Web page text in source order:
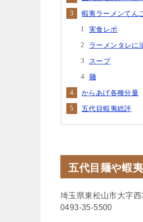
蝦夷ラーメンてん
実食レポ
ラーメンタレに
スープ
麺
からあげ各種分量
五代目蝦夷総評
五代目麺や蝦夷
埼玉県東松山市大字
0493-35-5500